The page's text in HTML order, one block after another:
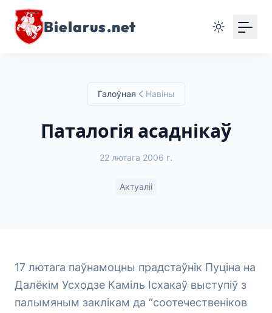
Bielarus.net
Галоўная Навіны
Паталогія асаднікаў
22 лютага 2006 г.
Актуаліі
17 лютага паўнамоцны прадстаўнік Пуціна на
Далёкім Усходзе Каміль Ісхакаў выступіў з
палымяным заклікам да “соотечественіков